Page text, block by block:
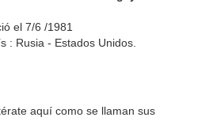
el 7/6 /1981
: Rusia - Estados Unidos.
aquí como se llaman sus